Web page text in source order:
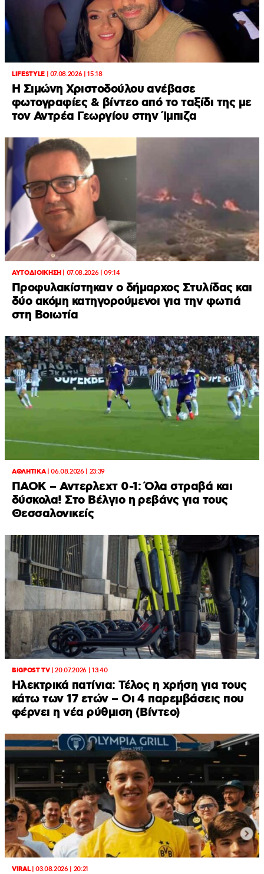
LIFESTYLE| 07.08.2026 | 15:18
Η Σιμώνη Χριστοδούλου ανέβασε
φωτογραφίες & βίντεο από το ταξίδι της με
τον Αντρέα Γεωργίου στην Ίμπιζα
ΑΥΤΟΔΙΟΙΚΗΣΗ| 07.08.2026 | 09:14
Προφυλακίστηκαν ο δήμαρχος Στυλίδας και
δύο ακόμη κατηγορούμενοι για την φωτιά
στη Βοιωτία
ΑΘΛΗΤΙΚΑ|06.08.2026 | 23:39
ΠΑΟΚ – Αντερλεχτ 0-1: Όλα στραβά και
δύσκολα! Στο Βέλγιο η ρεβάνς για τους
Θεσσαλονικείς
BIGPOST TV|20.07.2026 | 13:40
Ηλεκτρικά πατίνια: Τέλος η χρήση για τους
κάτω των 17 ετών – Οι 4 παρεμβάσεις που
φέρνει η νέα ρύθμιση (Βίντεο)
VIRAL|03.08.2026 | 20:21